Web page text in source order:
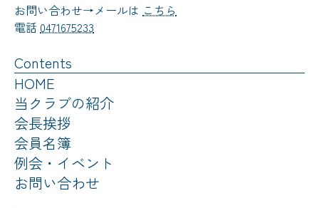
お問い合わせ→メールは こちら
電話 0471675233
Contents
HOME
当クラブの紹介
会長挨拶
会員名簿
例会・イベント
お問い合わせ